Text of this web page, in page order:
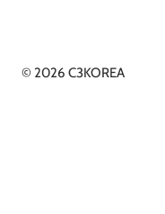
© 2026 C3KOREA